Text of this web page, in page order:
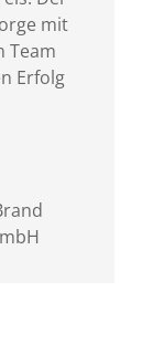
mit
Team
Erfolg